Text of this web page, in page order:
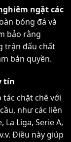
ngặt các
bóng đá và
bảo rằng
trận đấu chất
bản quyền.
tín
chặt chẽ với
như các liên
Liga, Serie A,
Điều này giúp